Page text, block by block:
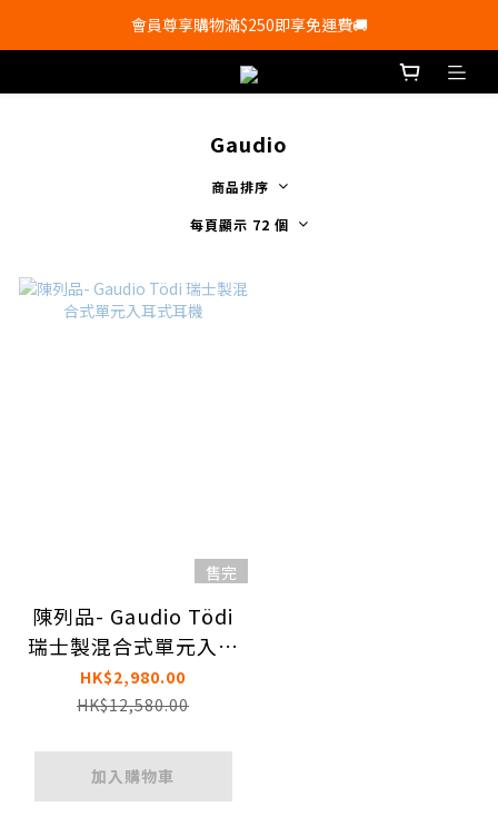
會員尊享購物滿$250即享免運費🚚
會員尊享購物滿$250即享免運費🚚
💰新登記會員即送50購物金💰
Gaudio
商品排序
每頁顯示 72 個
售完
陳列品- Gaudio Tödi
瑞士製混合式單元入耳
式耳機
HK$2,980.00
HK$12,580.00
加入購物車